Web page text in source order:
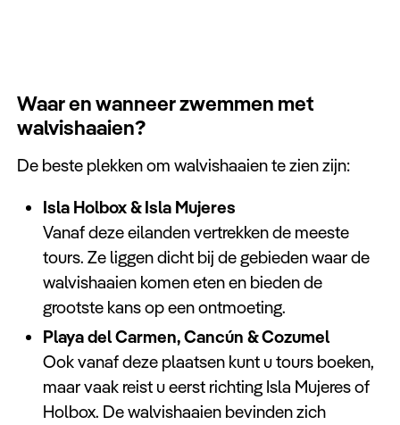
Waar en wanneer zwemmen met
walvishaaien?
De beste plekken om walvishaaien te zien zijn:
Isla Holbox & Isla Mujeres
Vanaf deze eilanden vertrekken de meeste
tours. Ze liggen dicht bij de gebieden waar de
walvishaaien komen eten en bieden de
grootste kans op een ontmoeting.
Playa del Carmen, Cancún & Cozumel
Ook vanaf deze plaatsen kunt u tours boeken,
maar vaak reist u eerst richting Isla Mujeres of
Holbox. De walvishaaien bevinden zich